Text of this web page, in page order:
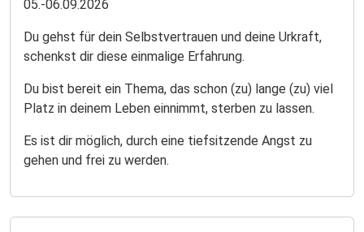
05.-06.09.2026
Du gehst für dein Selbstvertrauen und deine Urkraft,
schenkst dir diese einmalige Erfahrung.
Du bist bereit ein Thema, das schon (zu) lange (zu) viel
Platz in deinem Leben einnimmt, sterben zu lassen.
Es ist dir möglich, durch eine tiefsitzende Angst zu
gehen und frei zu werden.